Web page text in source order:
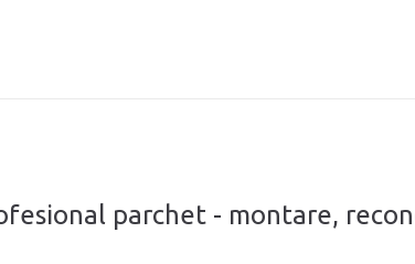
parchet - montare,